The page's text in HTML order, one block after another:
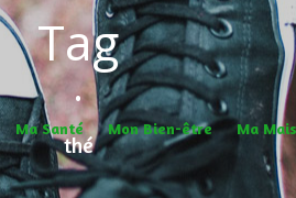
Ma Santé Mon Bien-être Ma
Tag
•
thé